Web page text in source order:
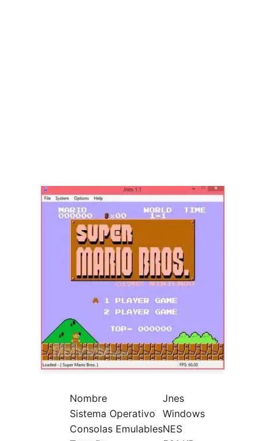
Nombre
Jnes
Sistema Operativo
Windows
Consolas EmulablesNES